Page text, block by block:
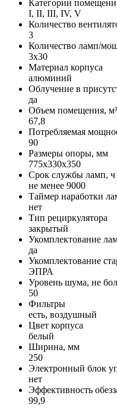
Категории
I, II, III, IV, V
Количество
3
Количество ламп/
3x30
Материал корпуса
алюминий
Облучение в
да
Объем помещения, м³
67,8
Потребляемая
90
Размеры опоры, мм
775x330x350
Срок службы ламп, ч
не менее 9000
Таймер наработки
нет
Тип рециркулятора
закрытый
Укомплектование
да
Укомплектование
ЭПРА
Уровень шума, не
50
Фильтры
есть, воздушный
Цвет корпуса
белый
Ширина, мм
250
Электронный блок
нет
Эффективность
99,9